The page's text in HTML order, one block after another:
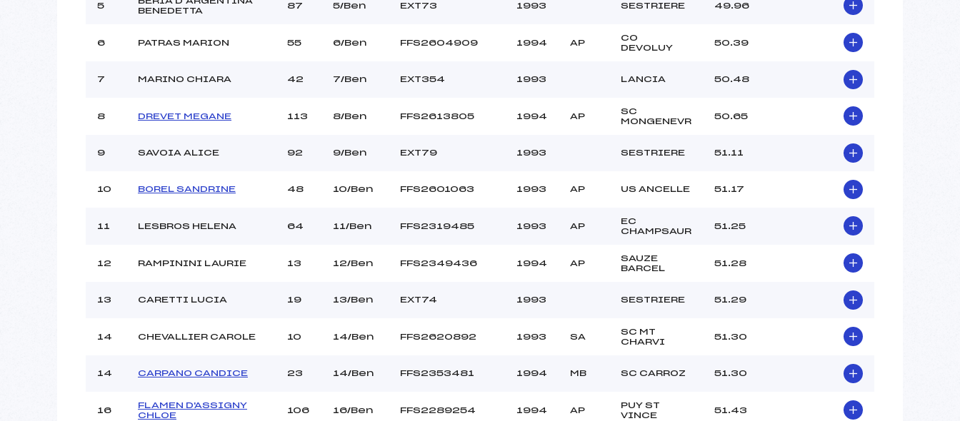
Météo :
–
Température départ :
Pénalité appliquée :
–
5
BENEDETTA
87 5/Ben EXT73 1993 SESTRIERE 49.96
6 PATRAS MARION 55 6/Ben FFS2604909 1994 AP
CO
DEVOLUY
50.39
7 MARINO CHIARA 42 7/Ben EXT354 1993 LANCIA 50.48
8 DREVET MEGANE 113 8/Ben FFS2613805 1994 AP
SC
MONGENEVR
50.65
9 SAVOIA ALICE 92 9/Ben EXT79 1993 SESTRIERE 51.11
10 BOREL SANDRINE 48 10/Ben FFS2601063 1993 AP US ANCELLE 51.17
11 LESBROS HELENA 64 11/Ben FFS2319485 1993 AP
EC
CHAMPSAUR
51.25
12 RAMPININI LAURIE 13 12/Ben FFS2349436 1994 AP
SAUZE
BARCEL
51.28
13 CARETTI LUCIA 19 13/Ben EXT74 1993 SESTRIERE 51.29
14 CHEVALLIER CAROLE 10 14/Ben FFS2620892 1993 SA
SC MT
CHARVI
51.30
14 CARPANO CANDICE 23 14/Ben FFS2353481 1994 MB SC CARROZ 51.30
16
FLAMEN D'ASSIGNY
CHLOE
106 16/Ben FFS2289254 1994 AP
PUY ST
VINCE
51.43